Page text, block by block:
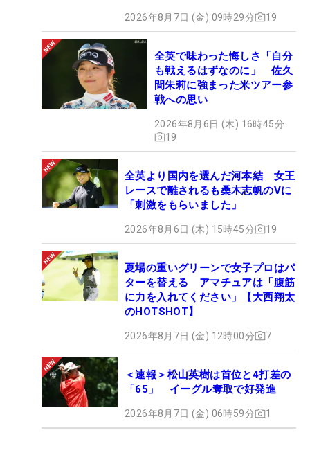
2026年8月7日 (金) 09時29分 19
全英で味わった悔しさ「自分
も戦えるはずなのに」 佐久
間朱莉に強まった米ツアー参
戦への思い
2026年8月6日 (木) 16時45分
19
全英より国内を選んだ河本結 女王
レースで離されるも桑木志帆のVに
「刺激をもらいました」
2026年8月6日 (木) 15時45分 19
夏場の重いグリーンで女子プロはパ
ターを替える アマチュアは「腹筋
に力を入れてください」【大西翔太
のHOTSHOT】
2026年8月7日 (金) 12時00分 7
＜速報＞松山英樹は首位と4打差の
「65」 イーグル奪取で好発進
2026年8月7日 (金) 06時59分 1